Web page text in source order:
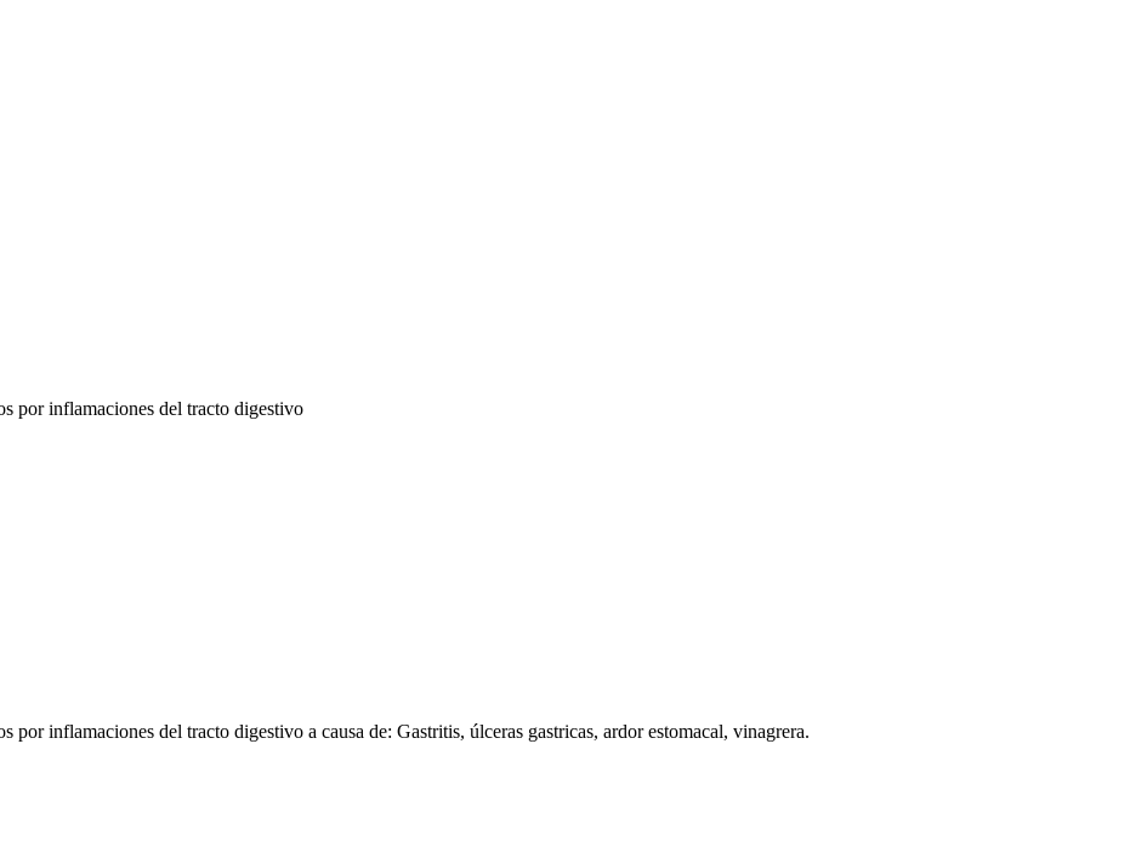
por inflamaciones del tracto digestivo
por inflamaciones del tracto digestivo a causa de: Gastritis, úlceras gastricas, ardor estomacal, vinagrera.